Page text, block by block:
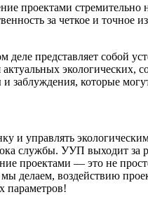
проектами
за четкое и
представляет собой
заблуждения, которые
управлять
службы. УУП выходит
проектами — это не
делаем, воздействию
параметров!